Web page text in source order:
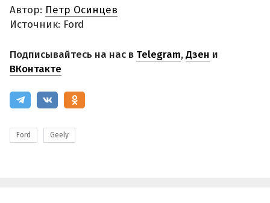
Автор: Петр Осинцев
Источник: Ford
Подписывайтесь на нас в Telegram,Дзен и
ВКонтакте
Ford Geely